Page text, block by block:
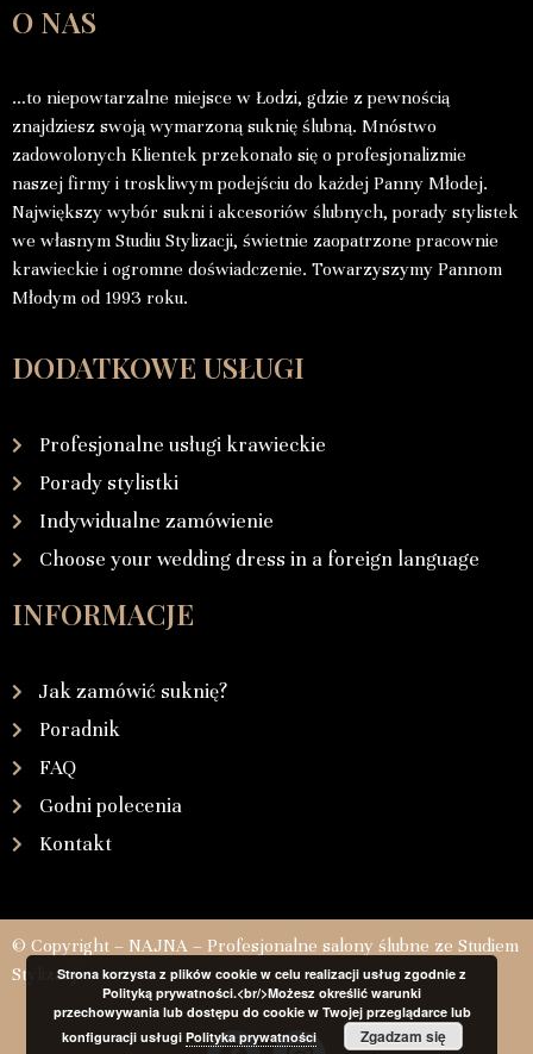
O NAS
…to niepowtarzalne miejsce w Łodzi, gdzie z pewnością
znajdziesz swoją wymarzoną suknię ślubną. Mnóstwo
zadowolonych Klientek przekonało się o profesjonalizmie
naszej firmy i troskliwym podejściu do każdej Panny Młodej.
Największy wybór sukni i akcesoriów ślubnych, porady stylistek
we własnym Studiu Stylizacji, świetnie zaopatrzone pracownie
krawieckie i ogromne doświadczenie. Towarzyszymy Pannom
Młodym od 1993 roku.
DODATKOWE USŁUGI
Profesjonalne usługi krawieckie
Porady stylistki
Indywidualne zamówienie
Choose your wedding dress in a foreign language
INFORMACJE
Jak zamówić suknię?
Poradnik
FAQ
Godni polecenia
Kontakt
© Copyright – NAJNA – Profesjonalne salony ślubne ze Studiem
StylizacjiStrona korzysta z plików cookie w celu realizacji usług zgodnie z
Polityką prywatności.<br/>Możesz określić warunki
przechowywania lub dostępu do cookie w Twojej przeglądarce lub
konfiguracji usługi Polityka prywatności Zgadzam się